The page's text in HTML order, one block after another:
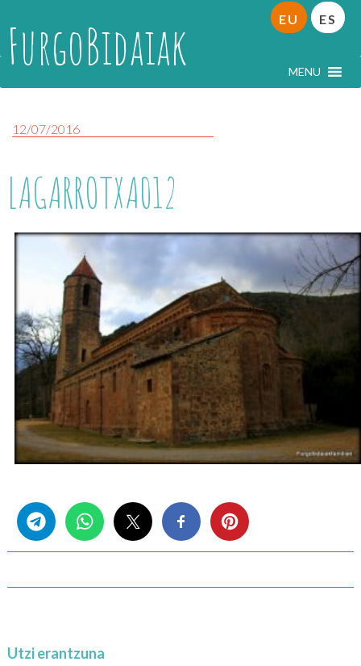
FurgoBidaiak MENU
EU ES
12/07/2016
LAGARROTXA012
Utzi erantzuna